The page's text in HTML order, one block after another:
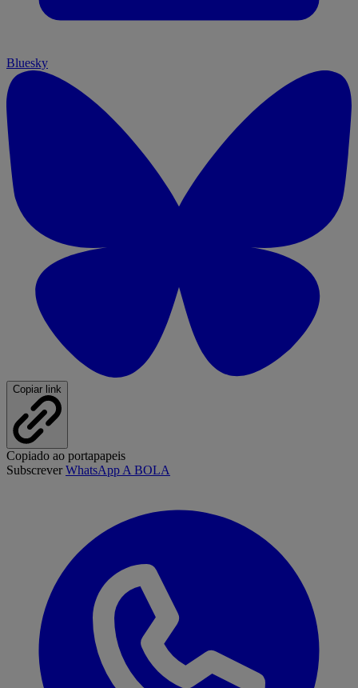
Bluesky
Copiar link
Copiado ao portapapeis
SubscreverWhatsApp A BOLA